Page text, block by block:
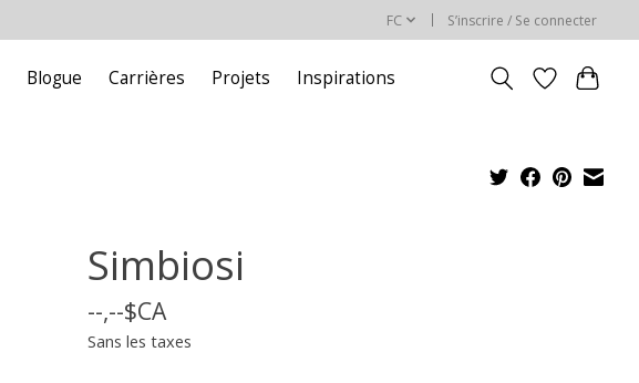
FC S’inscrire / Se connecter
Blogue Carrières Projets Inspirations
Simbiosi
--,--$CA
Sans les taxes